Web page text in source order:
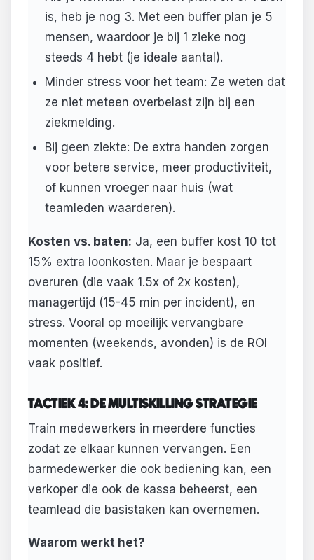
is, heb je nog 3. Met een buffer plan je 5
mensen, waardoor je bij 1 zieke nog
steeds 4 hebt (je ideale aantal).
Minder stress voor het team: Ze weten dat
ze niet meteen overbelast zijn bij een
ziekmelding.
Bij geen ziekte: De extra handen zorgen
voor betere service, meer productiviteit,
of kunnen vroeger naar huis (wat
teamleden waarderen).
Kosten vs. baten: Ja, een buffer kost 10 tot
15% extra loonkosten. Maar je bespaart
overuren (die vaak 1.5x of 2x kosten),
managertijd (15-45 min per incident), en
stress. Vooral op moeilijk vervangbare
momenten (weekends, avonden) is de ROI
vaak positief.
TACTIEK 4: DE MULTISKILLING STRATEGIE
Train medewerkers in meerdere functies
zodat ze elkaar kunnen vervangen. Een
barmedewerker die ook bediening kan, een
verkoper die ook de kassa beheerst, een
teamlead die basistaken kan overnemen.
Waarom werkt het?